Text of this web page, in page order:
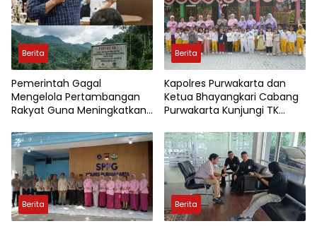
Berita
Pemerintah Gagal
Mengelola Pertambangan
Rakyat Guna Meningkatkan
Berita
Kapolres Purwakarta dan
Ketua Bhayangkari Cabang
Purwakarta Kunjungi TK
Wujudkan Kepedulian
Terhadap Pendidikan Anak
Usia Dini
Berita Berita